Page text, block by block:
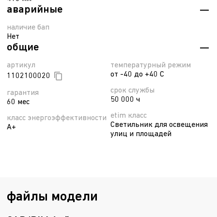
аварийные
наличие бап
Нет
общие
артикул
1102100020
гарантия
60 мес
класс энергоэффективности
A+
температурный режим
от -40 до +40 С
срок службы
50 000 ч
etim класс
Светильник для освещения
улиц и площадей
файлы модели